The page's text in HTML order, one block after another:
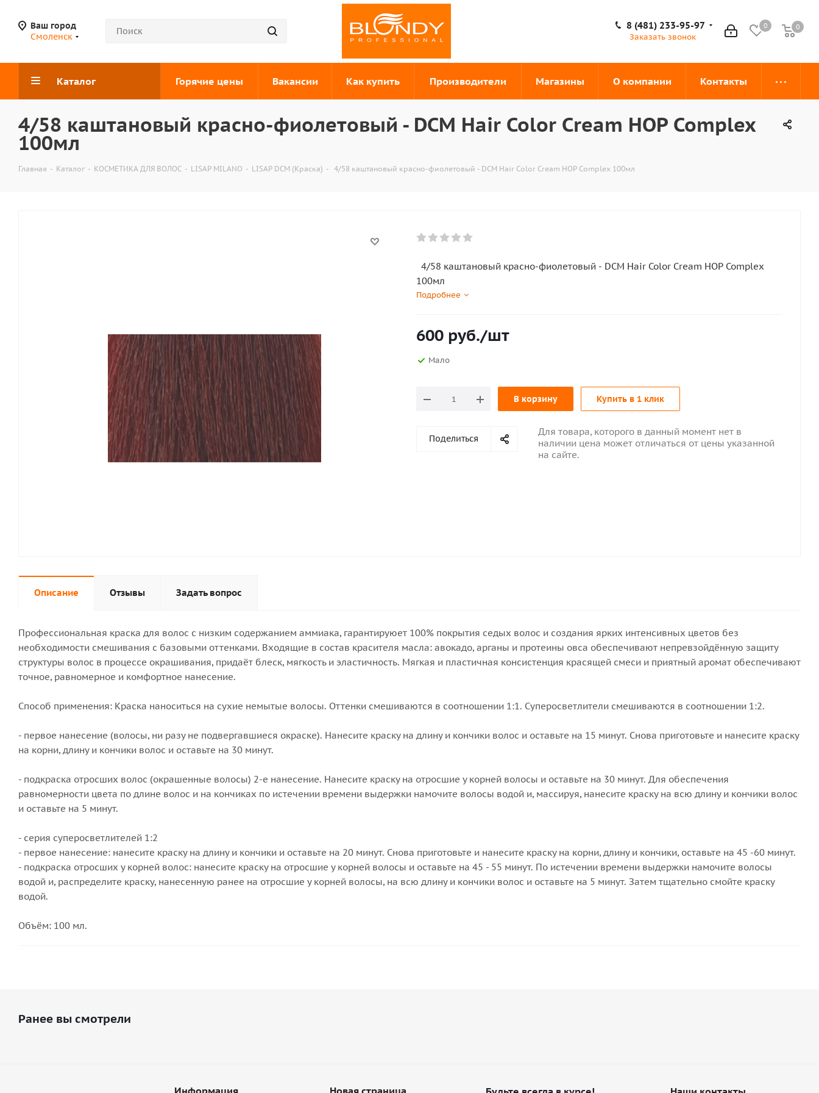
Ваш город
Смоленск
0 0
0
8 (481) 233-95-97
Заказать звонок
Каталог Горячие цены Вакансии Как купить Производители Магазины О компании Контакты
4/58 каштановый красно-фиолетовый - DCM Hair Color Cream HOP Complex
100мл
Главная - Каталог - КОСМЕТИКА ДЛЯ ВОЛОС - LISAP MILANO - LISAP DCM (Краска) - 4/58 каштановый красно-фиолетовый - DCM Hair Color Cream HOP Complex 100мл
4/58 каштановый красно-фиолетовый - DCM Hair Color Cream HOP Complex
100мл
Подробнее
600 руб./шт
Мало
В корзину Купить в 1 клик
Поделиться
Для товара, которого в данный момент нет в
наличии цена может отличаться от цены указанной
на сайте.
Описание Отзывы Задать вопрос
Профессиональная краска для волос с низким содержанием аммиака, гарантируюет 100% покрытия седых волос и создания ярких интенсивных цветов без
необходимости смешивания с базовыми оттенками. Входящие в состав красителя масла: авокадо, арганы и протеины овса обеспечивают непревзойдённую защиту
структуры волос в процессе окрашивания, придаёт блеск, мягкость и эластичность. Мягкая и пластичная консистенция красящей смеси и приятный аромат обеспечивают
точное, равномерное и комфортное нанесение.
Способ применения: Краска наноситься на сухие немытые волосы. Оттенки смешиваются в соотношении 1:1. Суперосветлители смешиваются в соотношении 1:2.
- первое нанесение (волосы, ни разу не подвергавшиеся окраске). Нанесите краску на длину и кончики волос и оставьте на 15 минут. Снова приготовьте и нанесите краску
на корни, длину и кончики волос и оставьте на 30 минут.
- подкраска отросших волос (окрашенные волосы) 2-е нанесение. Нанесите краску на отросшие у корней волосы и оставьте на 30 минут. Для обеспечения
равномерности цвета по длине волос и на кончиках по истечении времени выдержки намочите волосы водой и, массируя, нанесите краску на всю длину и кончики волос
и оставьте на 5 минут.
- серия суперосветлителей 1:2
- первое нанесение: нанесите краску на длину и кончики и оставьте на 20 минут. Снова приготовьте и нанесите краску на корни, длину и кончики, оставьте на 45 -60 минут.
- подкраска отросших у корней волос: нанесите краску на отросшие у корней волосы и оставьте на 45 - 55 минут. По истечении времени выдержки намочите волосы
водой и, распределите краску, нанесенную ранее на отросшие у корней волосы, на всю длину и кончики волос и оставьте на 5 минут. Затем тщательно смойте краску
водой.
Объём: 100 мл.
Ранее вы смотрели
Информация Новая страница